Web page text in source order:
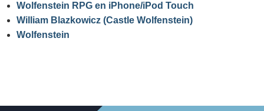
Wolfenstein RPG en iPhone/iPod Touch
William Blazkowicz (Castle Wolfenstein)
Wolfenstein